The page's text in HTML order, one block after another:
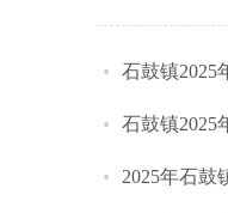
石鼓镇2025
石鼓镇2025
2025年石鼓